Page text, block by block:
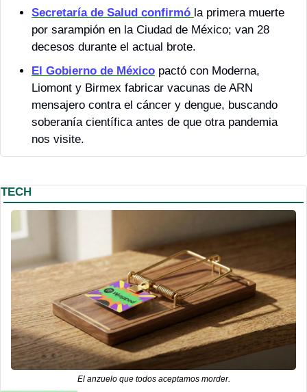
Secretaría de Salud confirmó la primera muerte
por sarampión en la Ciudad de México; van 28
decesos durante el actual brote.
El Gobierno de México pactó con Moderna,
Liomont y Birmex fabricar vacunas de ARN
mensajero contra el cáncer y dengue, buscando
soberanía científica antes de que otra pandemia
nos visite.
TECH
El anzuelo que todos aceptamos morder.